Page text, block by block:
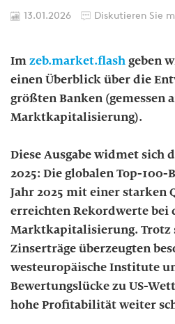
13.01.2026 Diskutieren Sie
Imzeb.market.flashgeben
einen Überblick über die
größten Banken (gemessen
Marktkapitalisierung).
Diese Ausgabe widmet sich
2025: Die globalen Top-
Jahr 2025 mit einer starken
erreichten Rekordwerte bei
Marktkapitalisierung. Trotz
Zinserträge überzeugten
westeuropäische Institute
Bewertungslücke zu US-
hohe Profitabilität weiter